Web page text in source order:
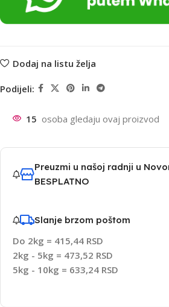
Dodaj na listu želja
Podijeli:
15 osoba gledaju ovaj proizvod
Preuzmi u našoj radnji u
BESPLATNO
Slanje brzom poštom
Do 2kg = 415,44 RSD
2kg - 5kg = 473,52 RSD
5kg - 10kg = 633,24 RSD